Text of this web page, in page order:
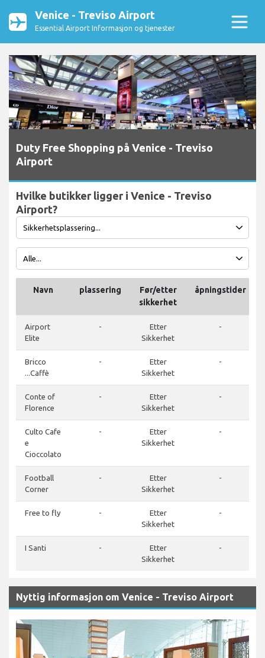
Venice - Treviso Airport
Essential Airport Informasjon og tjenester
Duty Free Shopping på Venice - Treviso
Airport
Hvilke butikker ligger i Venice - Treviso
Airport?
Navn plassering
Før/etter
sikkerhet
åpningstider
Airport
Elite
-
Etter
Sikkerhet
-
Bricco
...Caffè
-
Etter
Sikkerhet
-
Conte of
Florence
-
Etter
Sikkerhet
-
Culto Cafe
e
Cioccolato
-
Etter
Sikkerhet
-
Football
Corner
-
Etter
Sikkerhet
-
Free to fly -
Etter
Sikkerhet
-
I Santi -
Etter
Sikkerhet
-
Nyttig informasjon om Venice - Treviso Airport